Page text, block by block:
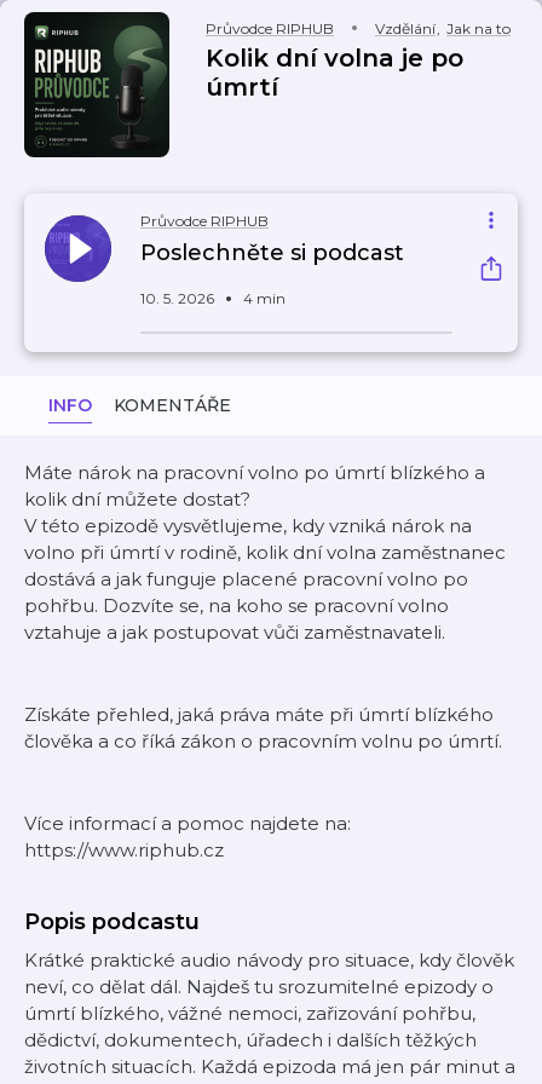
Průvodce RIPHUB Vzdělání, Jak na to
Kolik dní volna je po
úmrtí
Průvodce RIPHUB
Poslechněte si podcast
10. 5. 2026 4 min
INFO KOMENTÁŘE
Máte nárok na pracovní volno po úmrtí blízkého a
kolik dní můžete dostat?
V této epizodě vysvětlujeme, kdy vzniká nárok na
volno při úmrtí v rodině, kolik dní volna zaměstnanec
dostává a jak funguje placené pracovní volno po
pohřbu. Dozvíte se, na koho se pracovní volno
vztahuje a jak postupovat vůči zaměstnavateli.
Získáte přehled, jaká práva máte při úmrtí blízkého
člověka a co říká zákon o pracovním volnu po úmrtí.
Více informací a pomoc najdete na:
https://www.riphub.cz
Popis podcastu
Krátké praktické audio návody pro situace, kdy člověk
neví, co dělat dál. Najdeš tu srozumitelné epizody o
úmrtí blízkého, vážné nemoci, zařizování pohřbu,
dědictví, dokumentech, úřadech i dalších těžkých
životních situacích. Každá epizoda má jen pár minut a